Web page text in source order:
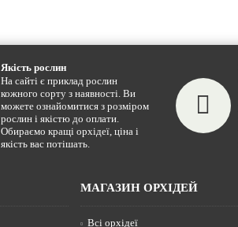
Якість рослин
На сайті є приклад рослин
кожного сорту з наявності. Ви
можете ознайомитися з розміром
рослин і якістю до оплати.
Обираємо кращі орхідеї, ціна і
якість вас потішать.
МАГАЗИН ОРХІДЕЙ
Всі орхідеї